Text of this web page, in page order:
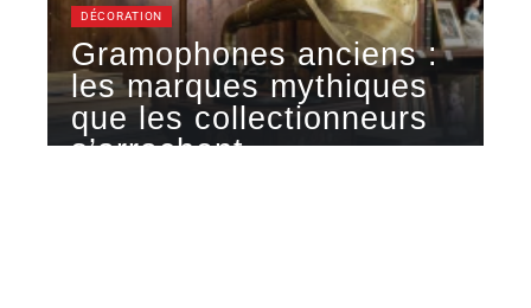
DÉCORATION
Gramophones anciens :
les marques mythiques
que les collectionneurs
s’arrachent